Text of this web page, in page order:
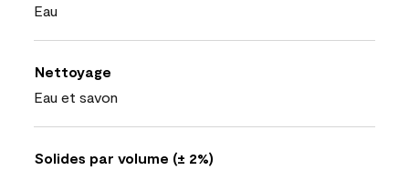
Eau
Nettoyage
Eau et savon
Solides par volume (± 2%)